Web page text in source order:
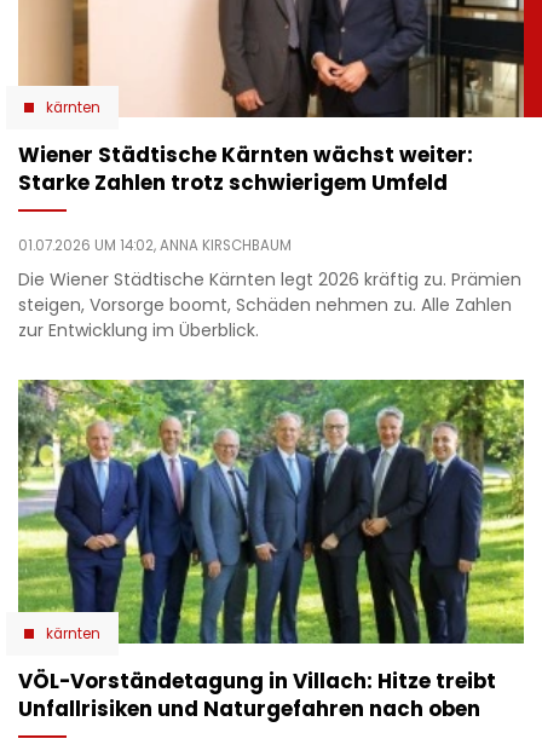
kärnten
Wiener Städtische Kärnten wächst weiter:
Starke Zahlen trotz schwierigem Umfeld
01.07.2026 UM 14:02,ANNA KIRSCHBAUM
Die Wiener Städtische Kärnten legt 2026 kräftig zu. Prämien
steigen, Vorsorge boomt, Schäden nehmen zu. Alle Zahlen
zur Entwicklung im Überblick.
kärnten
VÖL-Vorständetagung in Villach: Hitze treibt
Unfallrisiken und Naturgefahren nach oben